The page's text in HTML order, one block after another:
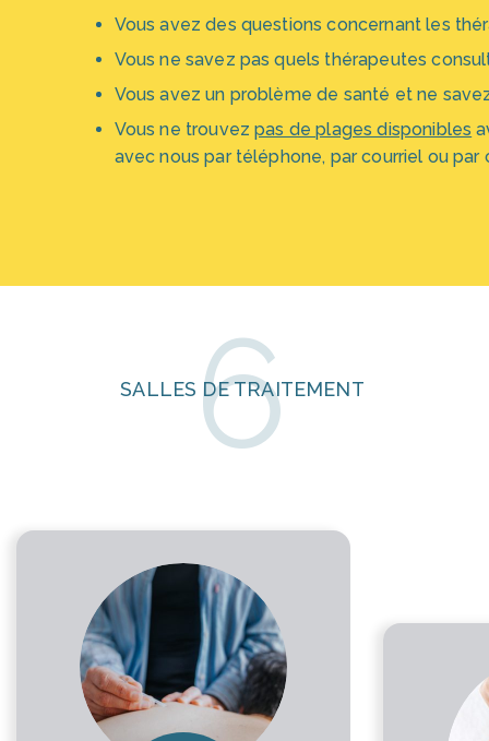
Vous avez des questions concernant les
Vous ne savez pas quels thérapeutes
Vous avez un problème de santé et ne
Vous ne trouvezpas de plages disponibles
avec nous par téléphone, par courriel ou
6
SALLES DE TRAITEMENT